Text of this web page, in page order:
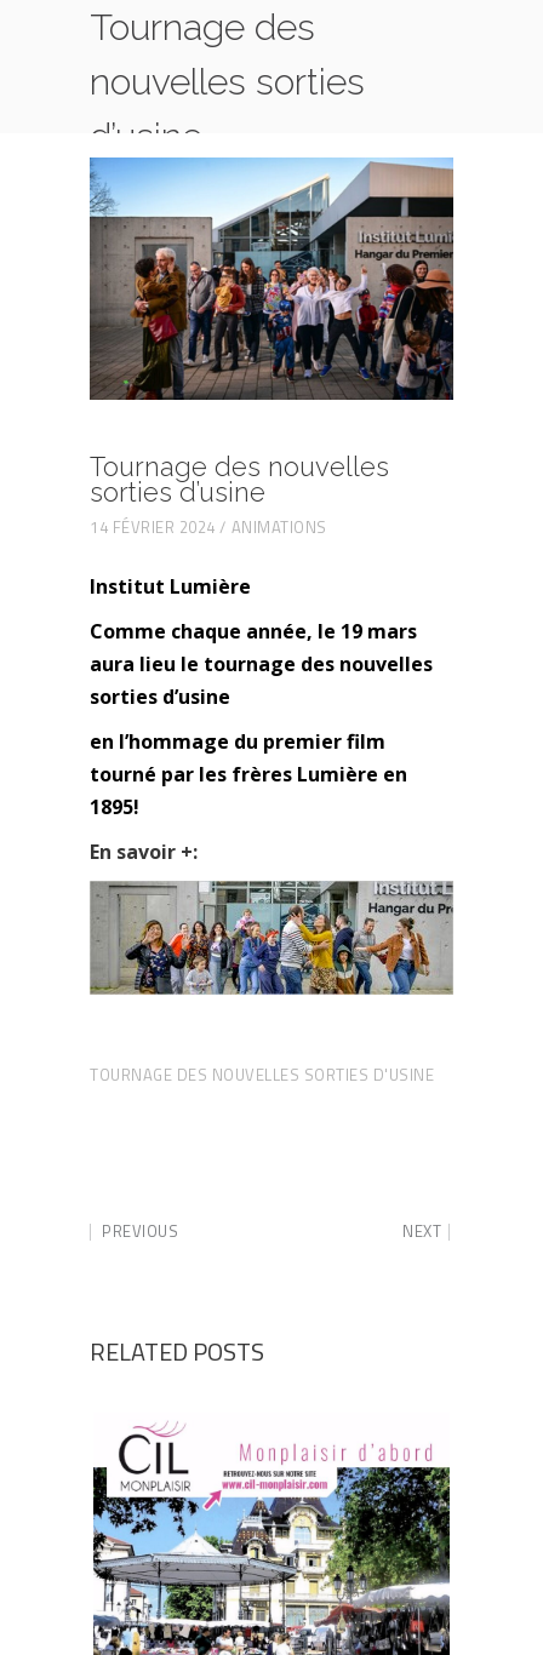
Tournage des
nouvelles sorties
d’usine
HOME ANIMATIONS
TOURNAGE DES NOUVELLES SORTIES D’USINE
Tournage des nouvelles
sorties d’usine
14 FÉVRIER 2024 ANIMATIONS
Institut Lumière
Comme chaque année, le 19 mars
aura lieu le tournage des nouvelles
sorties d’usine
en l’hommage du premier film
tourné par les frères Lumière en
1895!
En savoir +:
TOURNAGE DES NOUVELLES SORTIES D'USINE
PREVIOUS NEXT
RELATED POSTS